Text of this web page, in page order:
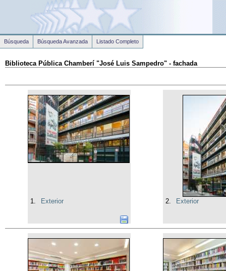
Biblioteca Pública Chamberí "José Luis Sampedro" - fachada
1. Exterior 2. Exterior
Búsqueda Búsqueda Avanzada Listado Completo